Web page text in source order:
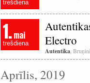
trešdiena
1.mai
trešdiena
Electro
Autentika ,
Aprīlis, 2019